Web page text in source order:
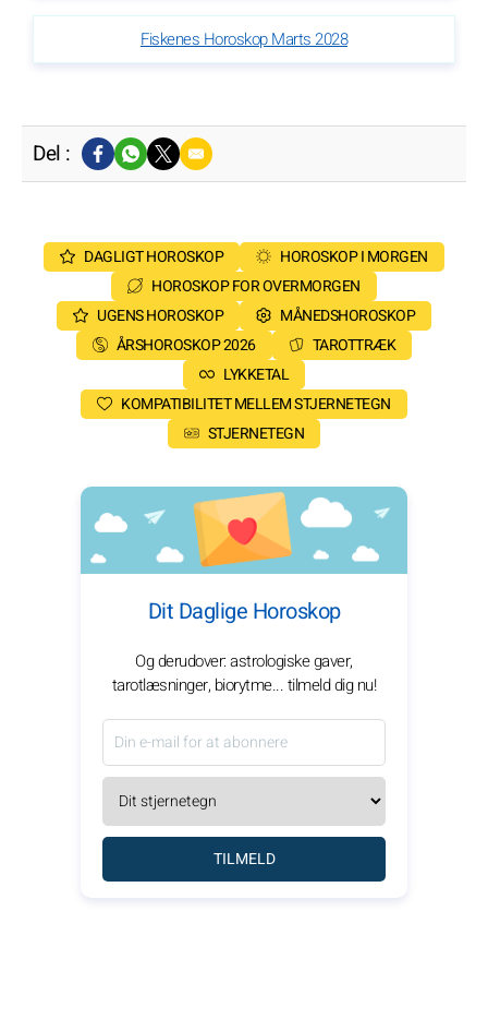
Fiskenes Horoskop Marts 2028
Del :
DAGLIGT HOROSKOP
HOROSKOP I MORGEN
HOROSKOP FOR OVERMORGEN
UGENS HOROSKOP
MÅNEDSHOROSKOP
ÅRSHOROSKOP 2026
TAROTTRÆK
LYKKETAL
KOMPATIBILITET MELLEM STJERNETEGN
STJERNETEGN
Dit Daglige Horoskop
Og derudover: astrologiske gaver,
tarotlæsninger, biorytme... tilmeld dig nu!
TILMELD